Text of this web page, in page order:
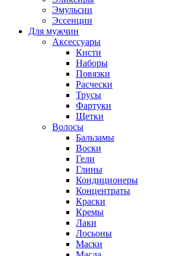
Эмульсии
Эссенции
Для мужчин
Аксессуары
Кисти
Наборы
Повязки
Расчески
Трусы
Фартуки
Щетки
Волосы
Бальзамы
Воски
Гели
Глины
Кондиционеры
Концентраты
Краски
Кремы
Лаки
Лосьоны
Маски